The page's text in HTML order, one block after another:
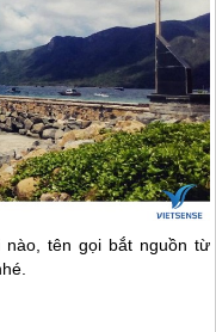
tên gọi bắt nguồn từ